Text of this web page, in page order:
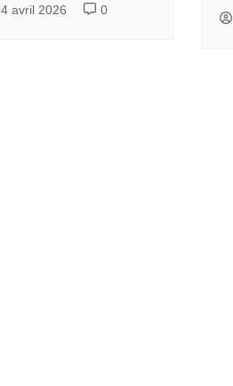
4 avril 2026 0